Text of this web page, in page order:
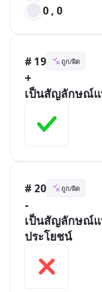
0 , 0
# 19 ถูก/ผิด
+
เป็นสัญลักษณ์แ
# 20 ถูก/ผิด
-
เป็นสัญลักษณ์แ
ประโยชน์